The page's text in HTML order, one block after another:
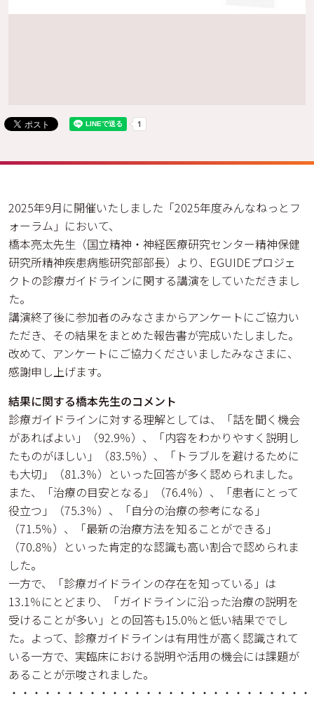
2025年9月に開催いたしました「2025年度みんなねっとフ
ォーラム」において、
橋本亮太先生（国立精神・神経医療研究センター精神保健
研究所精神疾患病態研究部部長）より、EGUIDEプロジェ
クトの診療ガイドラインに関する講演をしていただきまし
た。
講演終了後に参加者のみなさまからアンケートにご協力い
ただき、その結果をまとめた報告書が完成いたしました。
改めて、アンケートにご協力くださいましたみなさまに、
感謝申し上げます。
結果に関する橋本先生のコメント
診療ガイドラインに対する理解としては、「話を聞く機会
があればよい」（92.9％）、「内容をわかりやすく説明し
たものがほしい」（83.5％）、「トラブルを避けるために
も大切」（81.3％）といった回答が多く認められました。
また、「治療の目安となる」（76.4％）、「患者にとって
役立つ」（75.3％）、「自分の治療の参考になる」
（71.5％）、「最新の治療方法を知ることができる」
（70.8％）といった肯定的な認識も高い割合で認められま
した。
一方で、「診療ガイドラインの存在を知っている」は
13.1％にとどまり、「ガイドラインに沿った治療の説明を
受けることが多い」との回答も15.0％と低い結果ででし
た。よって、診療ガイドラインは有用性が高く認識されて
いる一方で、実臨床における説明や活用の機会には課題が
あることが示唆されました。
・・・・・・・・・・・・・・・・・・・・・・・・・・